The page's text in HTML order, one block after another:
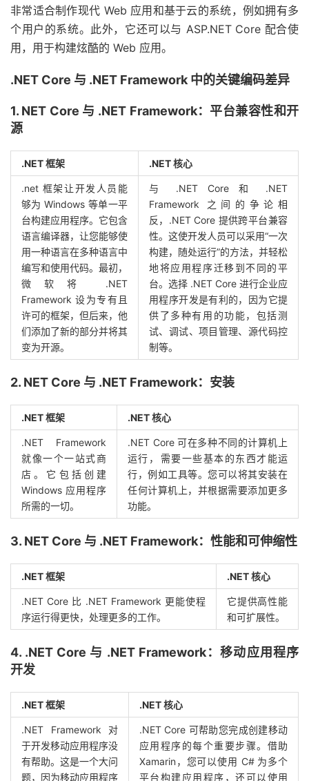
非常适合制作现代 Web 应用和基于云的系统，例如拥有多
个用户的系统。此外，它还可以与 ASP.NET Core 配合使
用，用于构建炫酷的 Web 应用。
.NET Core 与 .NET Framework 中的关键编码差异
1. NET Core 与 .NET Framework：平台兼容性和开
源
.NET 框架 .NET 核心
.net 框架让开发人员能
够为 Windows 等单一平
台构建应用程序。它包含
语言编译器，让您能够使
用一种语言在多种语言中
编写和使用代码。 最初，
微软将 .NET
Framework 设为专有且
许可的框架，但后来，他
们添加了新的部分并将其
变为开源。
与 .NET Core 和 .NET
Framework 之间的争论相
反，.NET Core 提供跨平台兼容
性。这使开发人员可以采用“一次
构建，随处运行”的方法，并轻松
地将应用程序迁移到不同的平
台。 选择 .NET Core 进行企业应
用程序开发是有利的，因为它提
供了多种有用的功能，包括测
试、调试、项目管理、源代码控
制等。
2. NET Core 与 .NET Framework：安装
.NET 框架 .NET 核心
.NET Framework
就像一个一站式商
店。它包括创建
Windows 应用程序
所需的一切。
.NET Core 可在多种不同的计算机上
运行，​​需要一些基本的东西才能运
行，例如工具等。您可以将其安装在
任何计算机上，并根据需要添加更多
功能。
3. NET Core 与 .NET Framework：性能和可伸缩性
.NET 框架 .NET 核心
.NET Core 比 .NET Framework 更能使程
序运行得更快，处理更多的工作。
它提供高性能
和可扩展性。
4. .NET Core 与 .NET Framework：移动应用程序
开发
.NET 框架 .NET 核心
.NET Framework 对
于开发移动应用程序没
有帮助。这是一个大问
题，因为移动应用程序
.NET Core 可帮助您完成创建移动
应用程序的每个重要步骤。借助
Xamarin，您可以使用 C# 为多个
平台构建应用程序，还可以使用